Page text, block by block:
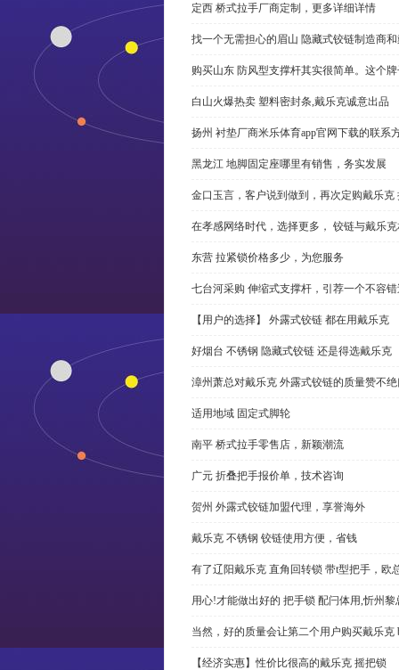
定西 桥式拉手厂商定制，更多详细详情
找一个无需担心的眉山 隐藏式铰链制造商
购买山东 防风型支撑杆其实很简单。这个
白山火爆热卖 塑料密封条,戴乐克诚意出品
扬州 衬垫厂商米乐体育app官网下载的联系
黑龙江 地脚固定座哪里有销售，务实发展
金口玉言，客户说到做到，再次定购戴乐克
在孝感网络时代，选择更多， 铰链与戴乐
东营 拉紧锁价格多少，为您服务
七台河采购 伸缩式支撑杆，引荐一个不容
【用户的选择】 外露式铰链 都在用戴乐克
好烟台 不锈钢 隐藏式铰链 还是得选戴乐克
漳州萧总对戴乐克 外露式铰链的质量赞不
适用地域 固定式脚轮
南平 桥式拉手零售店，新颖潮流
广元 折叠把手报价单，技术咨询
贺州 外露式铰链加盟代理，享誉海外
戴乐克 不锈钢 铰链使用方便，省钱
有了辽阳戴乐克 直角回转锁 带t型把手，欧
用心!才能做出好的 把手锁 配闩体用,忻州黎
当然，好的质量会让第二个用户购买戴乐克
【经济实惠】性价比很高的戴乐克 摇把锁